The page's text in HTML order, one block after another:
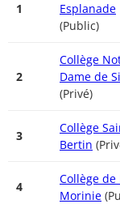
1
Esplanade
(Public)
2
Collège
Dame de
(Privé)
3
Collège
Bertin
4
Collège de
Morinie